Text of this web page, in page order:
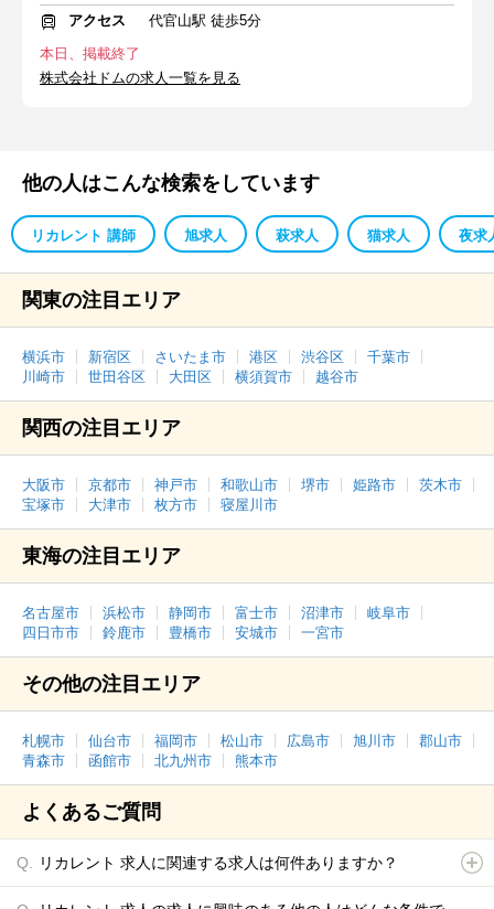
アクセス
代官山駅 徒歩5分
本日、掲載終了
株式会社ドムの求人一覧を見る
他の人はこんな検索をしています
リカレント 講師 旭求人 萩求人 猫求人 夜求
関東の注目エリア
横浜市 新宿区 さいたま市 港区 渋谷区
千葉市
川崎市
世田谷区 大田区 横須賀市 越谷市
関西の注目エリア
大阪市 京都市 神戸市 和歌山市 堺市 姫路市
茨木市
宝塚市
大津市 枚方市 寝屋川市
東海の注目エリア
名古屋市 浜松市 静岡市 富士市 沼津市
岐阜市
四日市市
鈴鹿市 豊橋市 安城市 一宮市
その他の注目エリア
札幌市 仙台市 福岡市 松山市 広島市 旭川市
郡山市
青森市
函館市 北九州市 熊本市
よくあるご質問
リカレント 求人に関連する求人は何件ありますか？